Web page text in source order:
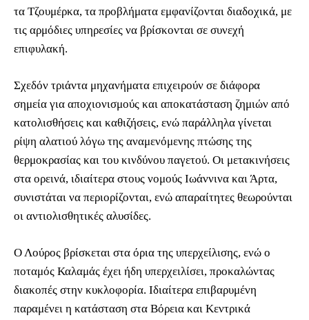
τα Τζουμέρκα, τα προβλήματα εμφανίζονται διαδοχικά, με
τις αρμόδιες υπηρεσίες να βρίσκονται σε συνεχή
επιφυλακή.
Σχεδόν τριάντα μηχανήματα επιχειρούν σε διάφορα
σημεία για αποχιονισμούς και αποκατάσταση ζημιών από
κατολισθήσεις και καθιζήσεις, ενώ παράλληλα γίνεται
ρίψη αλατιού λόγω της αναμενόμενης πτώσης της
θερμοκρασίας και του κινδύνου παγετού. Οι μετακινήσεις
στα ορεινά, ιδιαίτερα στους νομούς Ιωάννινα και Άρτα,
συνιστάται να περιορίζονται, ενώ απαραίτητες θεωρούνται
οι αντιολισθητικές αλυσίδες.
Ο Λούρος βρίσκεται στα όρια της υπερχείλισης, ενώ ο
ποταμός Καλαμάς έχει ήδη υπερχειλίσει, προκαλώντας
διακοπές στην κυκλοφορία. Ιδιαίτερα επιβαρυμένη
παραμένει η κατάσταση στα Βόρεια και Κεντρικά